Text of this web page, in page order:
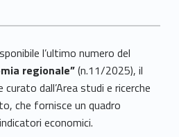
l’ultimo numero del
regionale”(n.11/2025), il
dall’Area studi e ricerche
che fornisce un quadro
economici.